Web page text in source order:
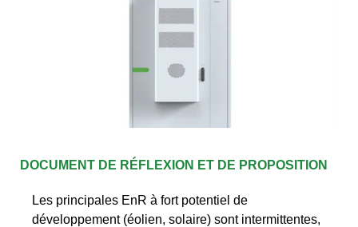
DOCUMENT DE RÉFLEXION ET DE PROPOSITION
Les principales EnR à fort potentiel de
développement (éolien, solaire) sont intermittentes,